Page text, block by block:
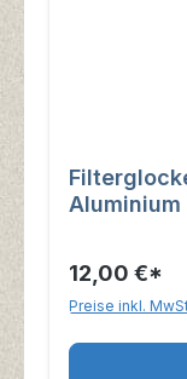
Aluminium
12,00 €*
Preise inkl.